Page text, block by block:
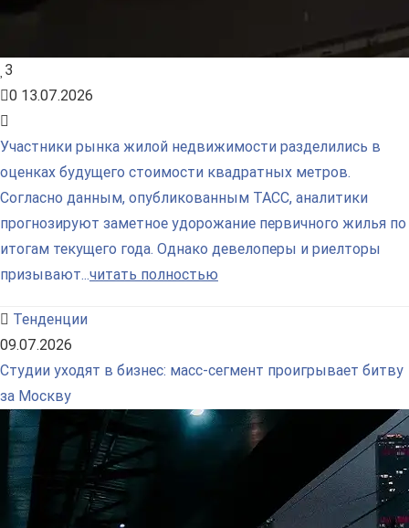
3
0 13.07.2026
Участники рынка жилой недвижимости разделились в
оценках будущего стоимости квадратных метров.
Согласно данным, опубликованным ТАСС, аналитики
прогнозируют заметное удорожание первичного жилья по
итогам текущего года. Однако девелоперы и риелторы
призывают...читать полностью
Тенденции
09.07.2026
Студии уходят в бизнес: масс-сегмент проигрывает битву
за Москву